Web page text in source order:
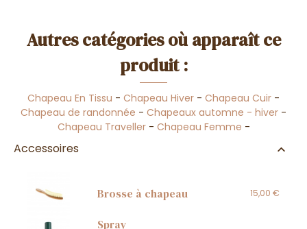
Autres catégories où apparaît ce
produit :
Chapeau En Tissu - Chapeau Hiver - Chapeau Cuir -
Chapeau de randonnée - Chapeaux automne - hiver -
Chapeau Traveller- Chapeau Femme -
Accessoires
Brosse à chapeau 15,00 €
Spray